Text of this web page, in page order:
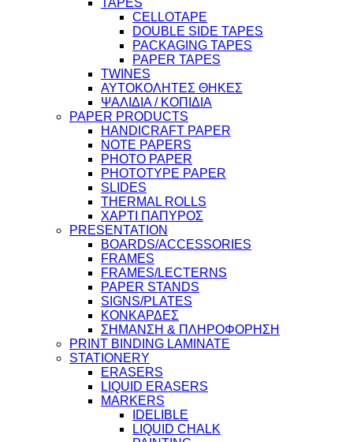
TAPES
CELLOTAPE
DOUBLE SIDE TAPES
PACKAGING TAPES
PAPER TAPES
TWINES
ΑΥΤΟΚΟΛΗΤΕΣ ΘΗΚΕΣ
ΨΑΛΙΔΙΑ / ΚΟΠΙΔΙΑ
PAPER PRODUCTS
HANDICRAFT PAPER
NOTE PAPERS
PHOTO PAPER
PHOTOTYPE PAPER
SLIDES
THERMAL ROLLS
ΧΑΡΤΙ ΠΑΠΥΡΟΣ
PRESENTATION
BOARDS/ACCESSORIES
FRAMES
FRAMES/LECTERNS
PAPER STANDS
SIGNS/PLATES
ΚΟΝΚΑΡΔΕΣ
ΣΗΜΑΝΣΗ & ΠΛΗΡΟΦΟΡΗΣΗ
PRINT BINDING LAMINATE
STATIONERY
ERASERS
LIQUID ERASERS
MARKERS
IDELIBLE
LIQUID CHALK